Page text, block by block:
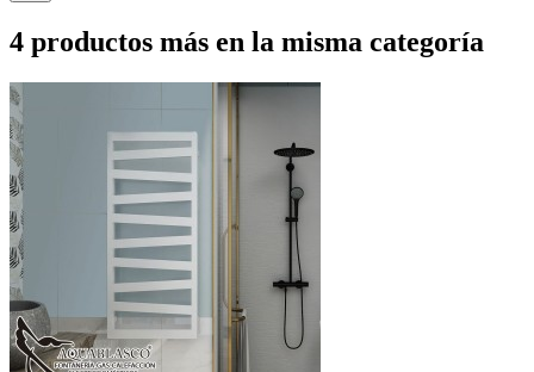
4 productos más en la misma categoría